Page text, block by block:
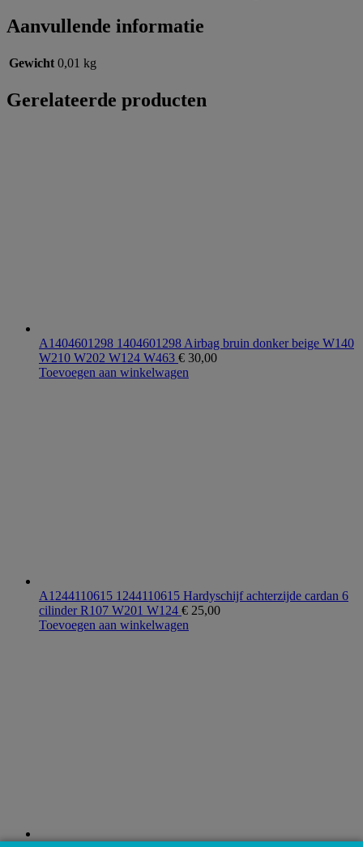
Aanvullende informatie
Gewicht 0,01 kg
Gerelateerde producten
A1404601298 1404601298 Airbag bruin donker beige W140
W210 W202 W124 W463 € 30,00
Toevoegen aan winkelwagen
A1244110615 1244110615 Hardyschijf achterzijde cardan 6
cilinder R107 W201 W124 € 25,00
Toevoegen aan winkelwagen